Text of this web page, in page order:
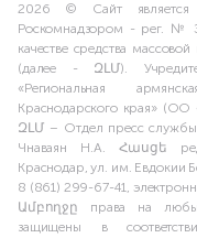
2026 © Сайт является
Роскомнадзором - рег. №
качестве средства
(далее - ԶԼՄ).
«Региональная
Краснодарского края»
ԶԼՄ – Отдел пресс
Чнаваян Н.А. Հասցե
Краснодар, ул. им. Евдокии
8 (861) 299-67-41,
Ամբողջը права на
защищены в